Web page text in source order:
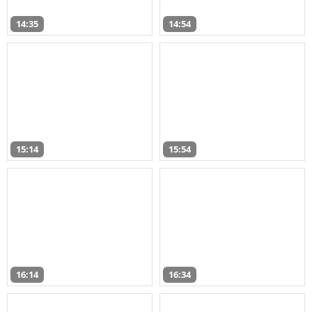
14:35 14:54
15:14 15:54
16:14 16:34